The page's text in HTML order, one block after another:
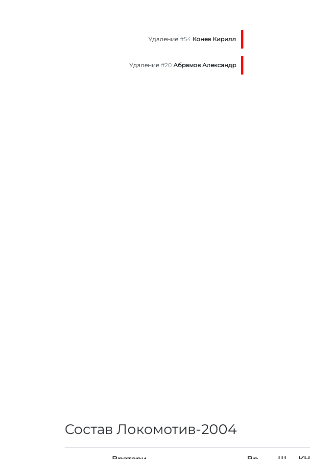
Удаление #54 Конев Кирилл
Удаление #20 Абрамов Александр
Состав Локомотив-2004